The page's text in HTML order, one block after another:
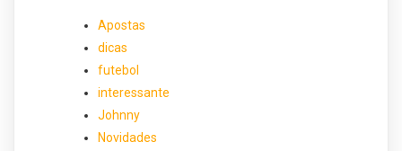
Apostas
dicas
futebol
interessante
Johnny
Novidades